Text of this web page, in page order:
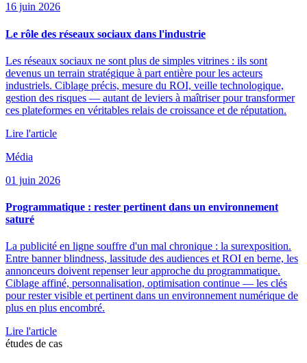
16 juin 2026
Le rôle des réseaux sociaux dans l'industrie
Les réseaux sociaux ne sont plus de simples vitrines : ils sont
devenus un terrain stratégique à part entière pour les acteurs
industriels. Ciblage précis, mesure du ROI, veille technologique,
gestion des risques — autant de leviers à maîtriser pour transformer
ces plateformes en véritables relais de croissance et de réputation.
Lire l'article
Média
01 juin 2026
Programmatique : rester pertinent dans un environnement
saturé
La publicité en ligne souffre d'un mal chronique : la surexposition.
Entre banner blindness, lassitude des audiences et ROI en berne, les
annonceurs doivent repenser leur approche du programmatique.
Ciblage affiné, personnalisation, optimisation continue — les clés
pour rester visible et pertinent dans un environnement numérique de
plus en plus encombré.
Lire l'article
études de cas